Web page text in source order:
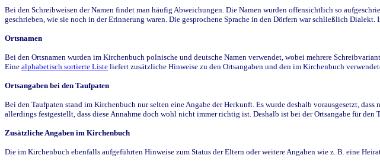
Bei den Schreibweisen der Namen findet man häufig Abweichungen. Die Namen wurden offensichtlich so
geschrieben, wie sie noch in der Erinnerung waren. Die gesprochene Sprache in den Dörfern war schließlich
Ortsnamen
Bei den Ortsnamen wurden im Kirchenbuch polnische und deutsche Namen verwendet, wobei mehrere
Eine alphabetisch sortierte Liste liefert zusätzliche Hinweise zu den Ortsangaben und den im Kirchenbuch
Ortsangaben bei den Taufpaten
Bei den Taufpaten stand im Kirchenbuch nur selten eine Angabe der Herkunft. Es wurde deshalb vorausgesetzt,
allerdings festgestellt, dass diese Annahme doch wohl nicht immer richtig ist. Deshalb ist bei der Ortsangabe für
Zusätzliche Angaben im Kirchenbuch
Die im Kirchenbuch ebenfalls aufgeführten Hinweise zum Status der Eltern oder weitere Angaben wie z. B. eine